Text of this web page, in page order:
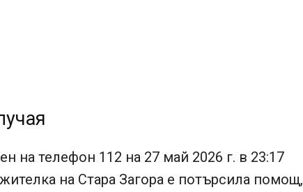
на телефон 112 на 27 май 2026 г. в 23:17
на Стара Загора е потърсила помощ,